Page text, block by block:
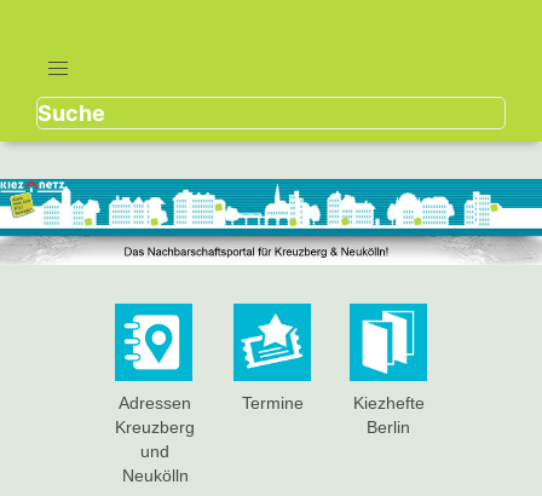
Adressen
Kreuzberg
und
Neukölln
Termine
Kiezhefte
Berlin